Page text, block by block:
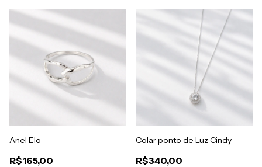
Anel Elo
R$165,00
Colar ponto de Luz Cindy
R$340,00